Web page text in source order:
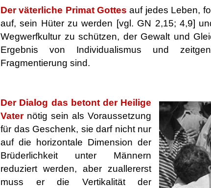
Der väterliche Primat Gottesauf jedes Leben,
auf, sein Hüter zu werden [vgl. GN 2,15; 4,9]
Wegwerfkultur zu schützen, der Gewalt und
Ergebnis von Individualismus und
Fragmentierung sind.
Der Dialog das betont der Heilige
Vaternötig sein als Voraussetzung
für das Geschenk, sie darf nicht nur
auf die horizontale Dimension der
Brüderlichkeit unter Männern
reduziert werden, aber zuallererst
muss er die Vertikalität der